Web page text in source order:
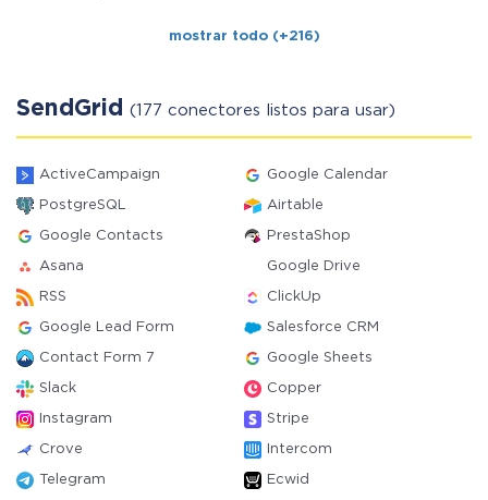
mostrar todo (+216)
SendGrid (177 conectores listos para usar)
ActiveCampaign Google Calendar
PostgreSQL Airtable
Google Contacts PrestaShop
Asana Google Drive
RSS ClickUp
Google Lead Form Salesforce CRM
Contact Form 7 Google Sheets
Slack Copper
Instagram Stripe
Crove Intercom
Telegram Ecwid